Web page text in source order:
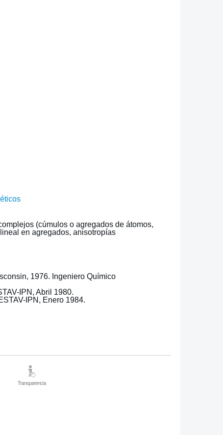
(cúmulos o agregados de átomos,
en agregados, anisotropías
1976. Ingeniero Químico
IPN, Abril 1980.
IPN, Enero 1984.
Transparencia